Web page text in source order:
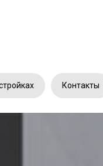
Контакты